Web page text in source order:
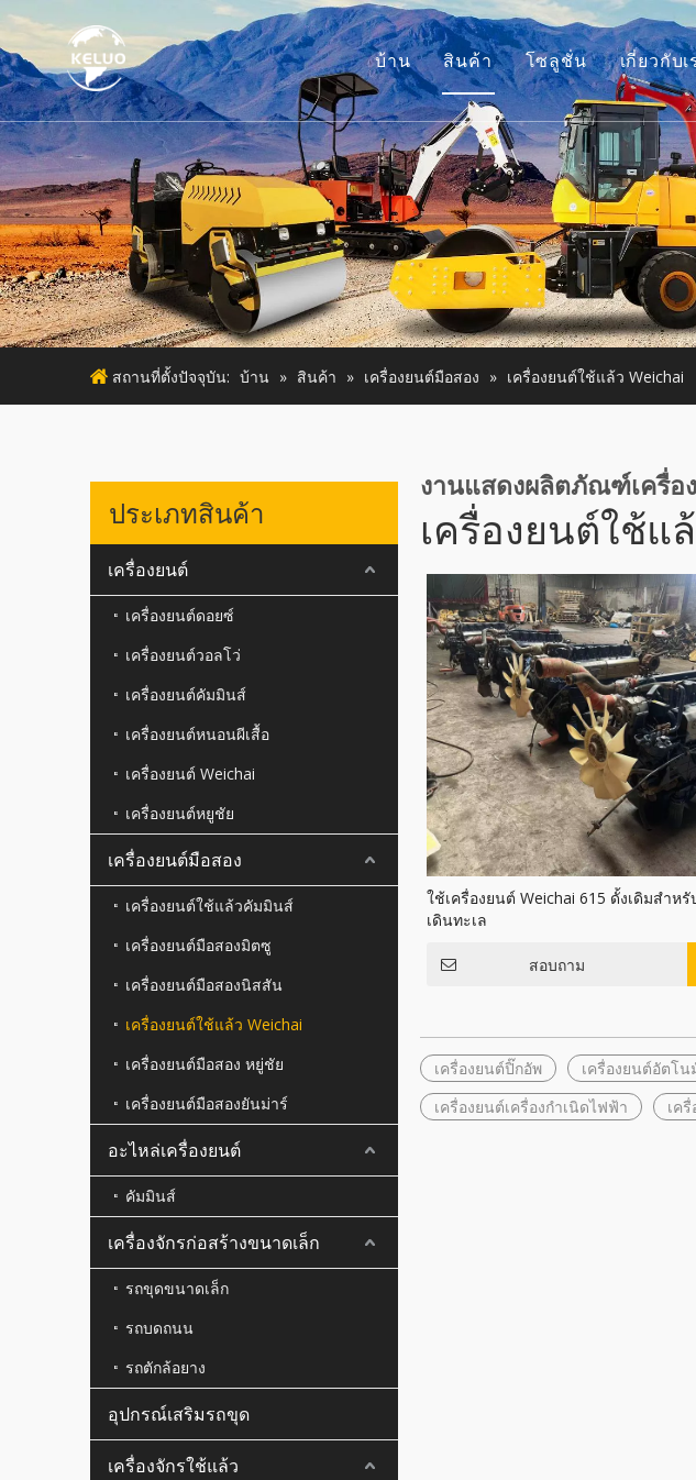
บ้าน สินค้า
เครื่องยนต์
อุปกรณ์เสริมรถขุด
เครื่องจักรก่อสร้างขนาดเล็ก
เครื่องยนต์มือสอง
เครื่องจักรใช้แล้ว
โซลูชั่น เกี่ยวกับเ
เรื่อง
ข้อไ
สถานที่ตั้งปัจจุบัน: บ้าน » สินค้า » เครื่องยนต์มือสอง » เครื่องยนต์ใช้แล้ว Weichai
ประเภทสินค้า
เครื่องยนต์
เครื่องยนต์ดอยซ์
เครื่องยนต์วอลโว่
เครื่องยนต์คัมมินส์
เครื่องยนต์หนอนผีเสื้อ
เครื่องยนต์ Weichai
เครื่องยนต์หยูชัย
เครื่องยนต์มือสอง
เครื่องยนต์ใช้แล้วคัมมินส์
เครื่องยนต์มือสองมิตซู
เครื่องยนต์มือสองนิสสัน
เครื่องยนต์ใช้แล้ว Weichai
เครื่องยนต์มือสอง หยู่ชัย
เครื่องยนต์มือสองยันม่าร์
อะไหล่เครื่องยนต์
คัมมินส์
เครื่องจักรก่อสร้างขนาดเล็ก
รถขุดขนาดเล็ก
รถบดถนน
รถตักล้อยาง
อุปกรณ์เสริมรถขุด
เครื่องจักรใช้แล้ว
งานแสดงผลิตภัณฑ์เครื่อ
เครื่องยนต์ใช้แล้
ใช้เครื่องยนต์ Weichai 615 ดั้งเดิมสำหรั
เดินทะเล
สอบถาม
เครื่องยนต์ปิ๊กอัพ เครื่องยนต์อัตโน
เครื่องยนต์เครื่องกำเนิดไฟฟ้า
เค